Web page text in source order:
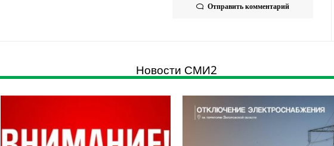
Отправить комментарий
Новости СМИ2